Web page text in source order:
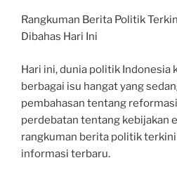
Rangkuman Berita Politik
Dibahas Hari Ini
Hari ini, dunia politik Indonesia
berbagai isu hangat yang
pembahasan tentang
perdebatan tentang kebijakan
rangkuman berita politik
informasi terbaru.